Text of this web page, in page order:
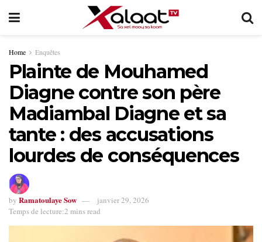
Home Enquêtes
Plainte de Mouhamed
Diagne contre son père
Madiambal Diagne et sa
tante : des accusations
lourdes de conséquences
by Ramatoulaye Sow
janvier 29, 2026
Temps de lecture:2 mins read